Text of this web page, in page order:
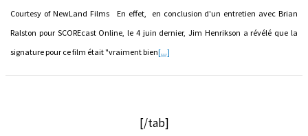
Courtesy of NewLand Films En effet, en conclusion d'un entretien avec Brian
Ralston pour SCOREcast Online, le 4 juin dernier, Jim Henrikson a révélé que la
signature pour ce film était "vraiment bien[...]
[/tab]